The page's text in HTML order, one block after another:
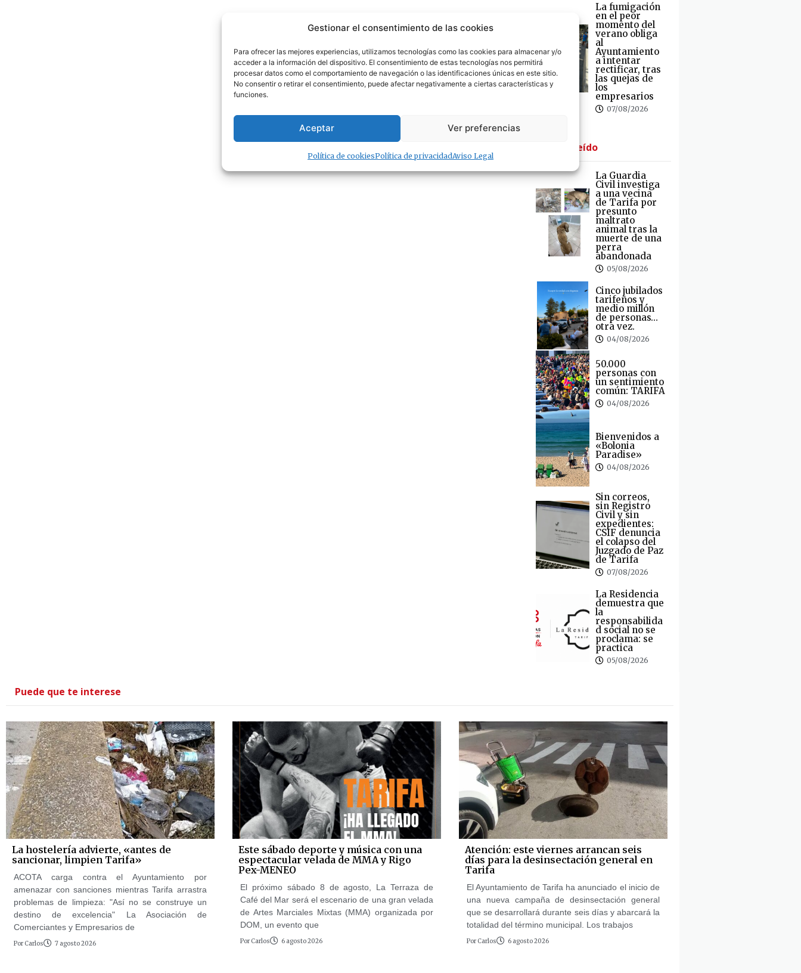
Gestionar el consentimiento de las cookies
Para ofrecer las mejores experiencias, utilizamos tecnologías como las cookies para almacenar y/o
acceder a la información del dispositivo. El consentimiento de estas tecnologías nos permitirá
procesar datos como el comportamiento de navegación o las identificaciones únicas en este sitio.
No consentir o retirar el consentimiento, puede afectar negativamente a ciertas características y
funciones.
Aceptar Ver preferencias
Política de cookiesPolítica de privacidadAviso Legal
La fumigación
en el peor
momento del
verano obliga
al
Ayuntamiento
a intentar
rectificar, tras
las quejas de
los
empresarios
07/08/2026
· Lo + Leído
La Guardia
Civil investiga
a una vecina
de Tarifa por
presunto
maltrato
animal tras la
muerte de una
perra
abandonada
05/08/2026
Cinco jubilados
tarifeños y
medio millón
de personas…
otra vez.
04/08/2026
50.000
personas con
un sentimiento
común: TARIFA
04/08/2026
Bienvenidos a
«Bolonia
Paradise»
04/08/2026
Sin correos,
sin Registro
Civil y sin
expedientes:
CSIF denuncia
el colapso del
Juzgado de Paz
de Tarifa
07/08/2026
La Residencia
demuestra que
la
responsabilida
d social no se
proclama: se
practica
05/08/2026
Puede que te interese
La hostelería advierte, «antes de
sancionar, limpien Tarifa»
ACOTA carga contra el Ayuntamiento por
amenazar con sanciones mientras Tarifa arrastra
problemas de limpieza: "Así no se construye un
destino de excelencia" La Asociación de
Comerciantes y Empresarios de
Por Carlos 7 agosto 2026
Este sábado deporte y música con una
espectacular velada de MMA y Rigo
Pex-MENEO
El próximo sábado 8 de agosto, La Terraza de
Café del Mar será el escenario de una gran velada
de Artes Marciales Mixtas (MMA) organizada por
DOM, un evento que
Por Carlos 6 agosto 2026
Atención: este viernes arrancan seis
días para la desinsectación general en
Tarifa
El Ayuntamiento de Tarifa ha anunciado el inicio de
una nueva campaña de desinsectación general
que se desarrollará durante seis días y abarcará la
totalidad del término municipal. Los trabajos
Por Carlos 6 agosto 2026